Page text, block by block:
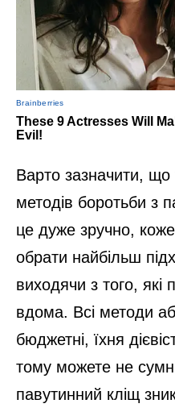
Варто зазначити, що
методів боротьби з
це дуже зручно,
обрати найбільш
виходячи з того, які
вдома. Всі методи
бюджетні, їхня
тому можете не
павутинний кліщ